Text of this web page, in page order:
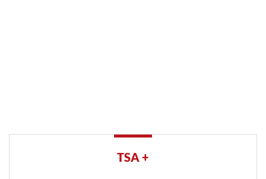
TSA +